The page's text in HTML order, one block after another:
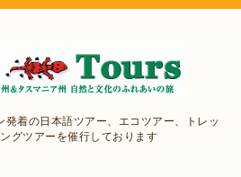
発着の日本語ツアー、エコツアー、トレッ
グツアーを催行しております